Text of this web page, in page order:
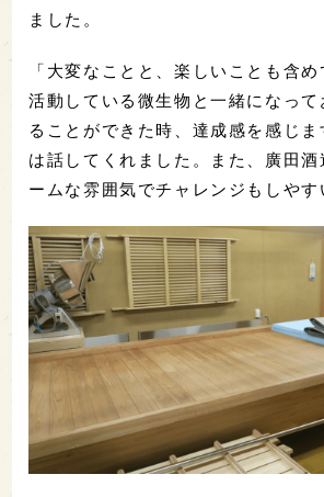
ました。
「大変なことと、楽しいことも含
活動している微生物と一緒になって
ることができた時、達成感を感じま
は話してくれました。また、廣田酒
ームな雰囲気でチャレンジもしやす